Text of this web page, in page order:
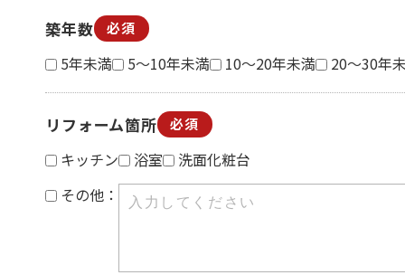
築年数 必須
5年未満 5～10年未満 10～20年未満 20～30年
リフォーム箇所 必須
キッチン 浴室
洗面化粧台
その他：